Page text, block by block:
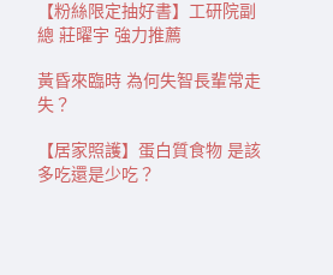
【粉絲限定抽好書】工研院副
總 莊曜宇 強力推薦
黃昏來臨時 為何失智長輩常走
失？
【居家照護】蛋白質食物 是該
多吃還是少吃？